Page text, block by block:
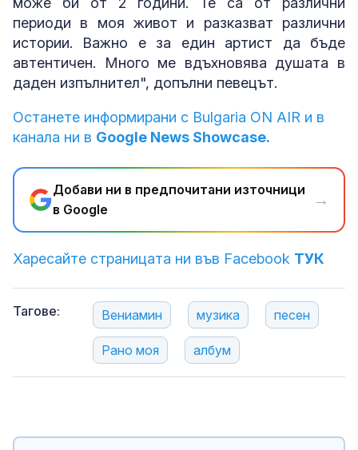
периоди в моя живот и разказват различни
истории. Важно е за един артист да бъде
автентичен. Много ме вдъхновява душата в
даден изпълнител", допълни певецът.
Останете информирани с Bulgaria ON AIR и в
канала ни в Google News Showcase.
Добави ни в предпочитани източници
в Google
→
Харесайте страницата ни във Facebook ТУК
Тагове: Вениамин музика песен
Рано моя албум